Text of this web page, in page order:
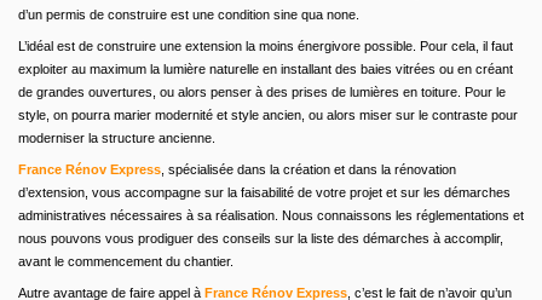
d’un permis de construire est une condition sine qua none.
L’idéal est de construire une extension la moins énergivore possible. Pour cela, il faut
exploiter au maximum la lumière naturelle en installant des baies vitrées ou en créant
de grandes ouvertures, ou alors penser à des prises de lumières en toiture. Pour le
style, on pourra marier modernité et style ancien, ou alors miser sur le contraste pour
moderniser la structure ancienne.
France Rénov Express , spécialisée dans la création et dans la rénovation
d’extension, vous accompagne sur la faisabilité de votre projet et sur les démarches
administratives nécessaires à sa réalisation. Nous connaissons les réglementations et
nous pouvons vous prodiguer des conseils sur la liste des démarches à accomplir,
avant le commencement du chantier.
Autre avantage de faire appel à France Rénov Express , c’est le fait de n’avoir qu’un